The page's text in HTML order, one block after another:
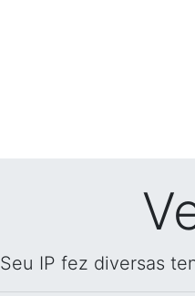
Seu IP fez diversas